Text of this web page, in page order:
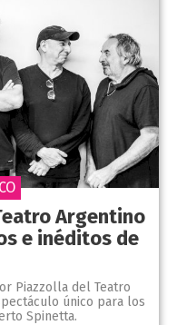
Argentino
e inéditos de
Piazzolla del Teatro
único para los
Spinetta.